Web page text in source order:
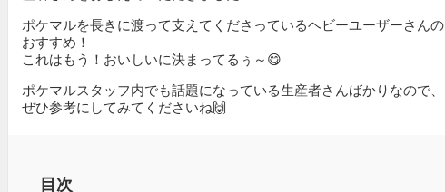
ポケマルを長きに渡って支えてくださっているヘビーユーザーさんの
おすすめ！
これはもう！おいしいに決まってるぅ～😋
ポケマルスタッフ内でも話題になっている生産者さんばかりなので、
ぜひ参考にしてみてくださいね🙌
目次